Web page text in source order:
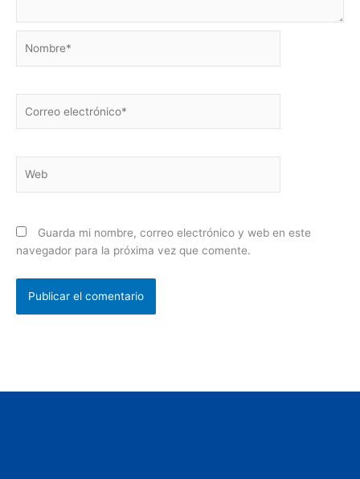
electrónico*
Guarda mi nombre, correo electrónico y web en este
navegador para la próxima vez que comente.